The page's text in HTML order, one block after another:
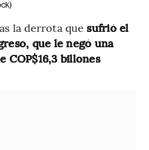
la derrota que sufrió el
que le negó una
billones